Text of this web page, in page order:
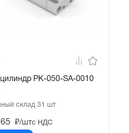
PK-050-SA-0010
склад 31 шт
₽/штс НДС